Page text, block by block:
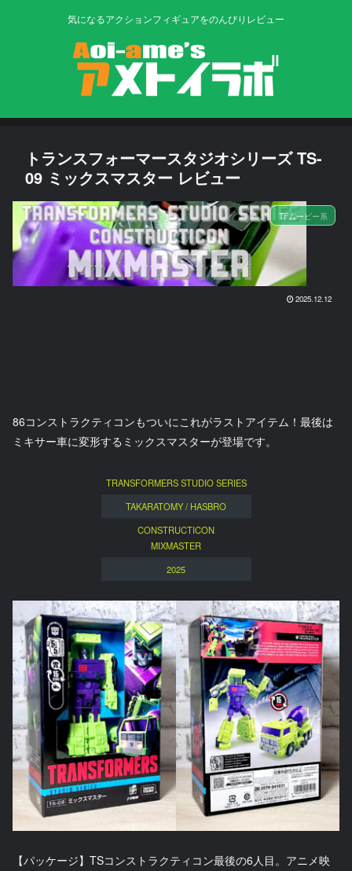
気になるアクションフィギュアをのんびりレビュー
トランスフォーマースタジオシリーズ TS-
09 ミックスマスター レビュー
TFムービー系
2025.12.12
86コンストラクティコンもついにこれがラストアイテム！最後は
ミキサー車に変形するミックスマスターが登場です。
TRANSFORMERS STUDIO SERIES
TAKARATOMY / HASBRO
CONSTRUCTICON
MIXMASTER
2025
【パッケージ】TSコンストラクティコン最後の6人目。アニメ映